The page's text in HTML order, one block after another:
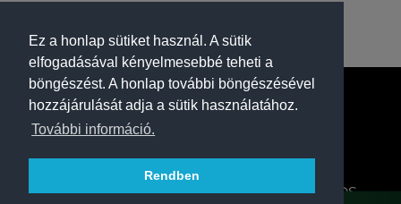
Ez a honlap sütiket használ. A sütik
elfogadásával kényelmesebbé teheti a
böngészést. A honlap további böngészésével
hozzájárulását adja a sütik használatához.
További információ.
Rendben
A FERENCVÁROSI TORNA CLUB HIVATALOS